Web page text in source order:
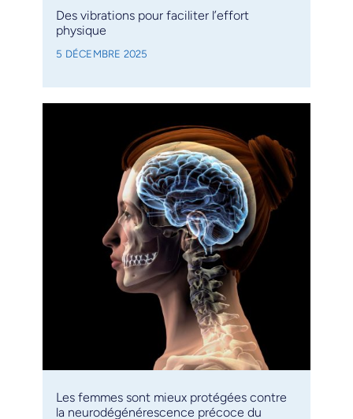
Des vibrations pour faciliter l’effort
physique
5 DÉCEMBRE 2025
Les femmes sont mieux protégées contre
la neurodégénérescence précoce du